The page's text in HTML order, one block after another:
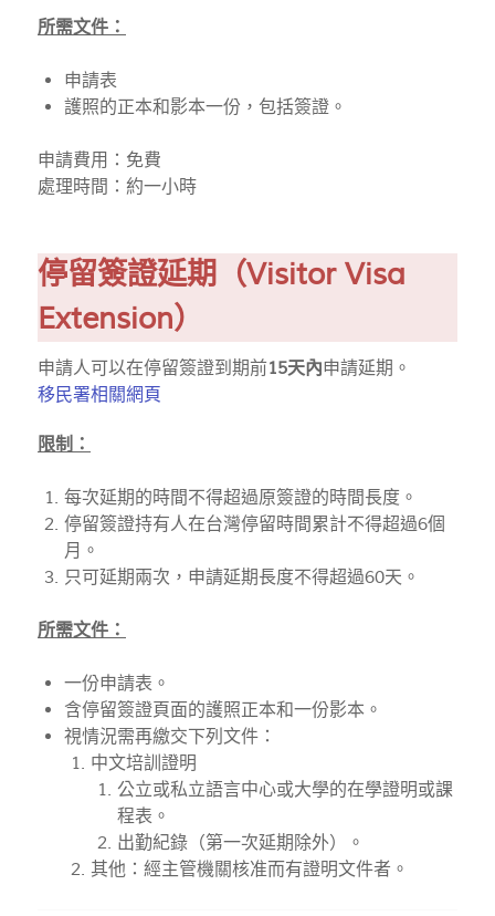
所需文件：
申請表
護照的正本和影本一份，包括簽證。
申請費用：免費
處理時間：約一小時
停留簽證延期（Visitor Visa
Extension）
申請人可以在停留簽證到期前15天內申請延期。
移民署相關網頁
限制：
每次延期的時間不得超過原簽證的時間長度。
停留簽證持有人在台灣停留時間累計不得超過6個
月。
只可延期兩次，申請延期長度不得超過60天。
所需文件：
一份申請表。
含停留簽證頁面的護照正本和一份影本。
視情況需再繳交下列文件：
中文培訓證明
公立或私立語言中心或大學的在學證明或課
程表。
出勤紀錄（第一次延期除外）。
其他：經主管機關核准而有證明文件者。